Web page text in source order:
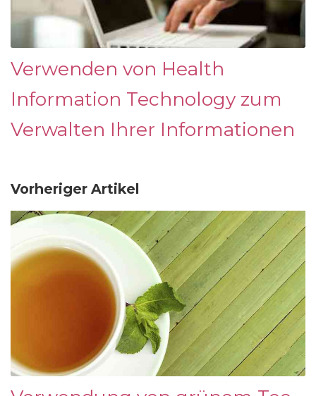
Verwenden von Health
Information Technology zum
Verwalten Ihrer Informationen
Vorheriger Artikel